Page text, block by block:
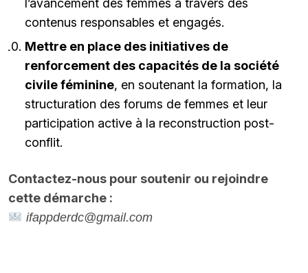
l’avancement des femmes à travers des
contenus responsables et engagés.
Mettre en place des initiatives de
renforcement des capacités de la société
civile féminine, en soutenant la formation, la
structuration des forums de femmes et leur
participation active à la reconstruction post-
conflit.
Contactez-nous pour soutenir ou rejoindre
cette démarche :
ifappderdc@gmail.com